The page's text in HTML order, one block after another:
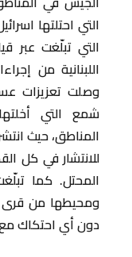
التي احتلتها
التي تبلّغت عبر
اللبنانية من
وصلت تعزيزات
شمع التي
المناطق، حيث
للانتشار في كل
المحتل. كما
ومحيطها من قرى
دون أي احتكاك